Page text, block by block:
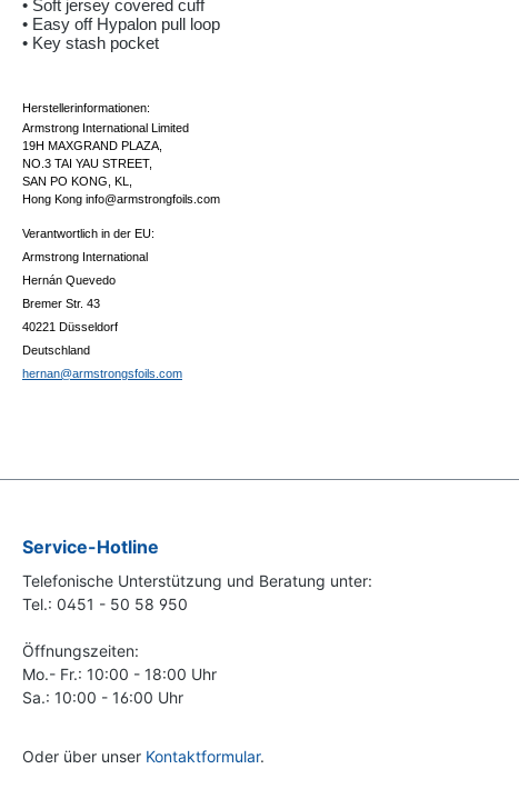
• Soft jersey covered cuff
• Easy off Hypalon pull loop
• Key stash pocket
Herstellerinformationen:
Armstrong International Limited
19H MAXGRAND PLAZA,
NO.3 TAI YAU STREET,
SAN PO KONG, KL,
Hong Kong info@armstrongfoils.com
Verantwortlich in der EU:
Armstrong International
Hernán Quevedo
Bremer Str. 43
40221 Düsseldorf
Deutschland
hernan@armstrongsfoils.com
Service-Hotline
Telefonische Unterstützung und Beratung unter:
Tel.: 0451 - 50 58 950
Öffnungszeiten:
Mo.- Fr.: 10:00 - 18:00 Uhr
Sa.: 10:00 - 16:00 Uhr
Oder über unser Kontaktformular.